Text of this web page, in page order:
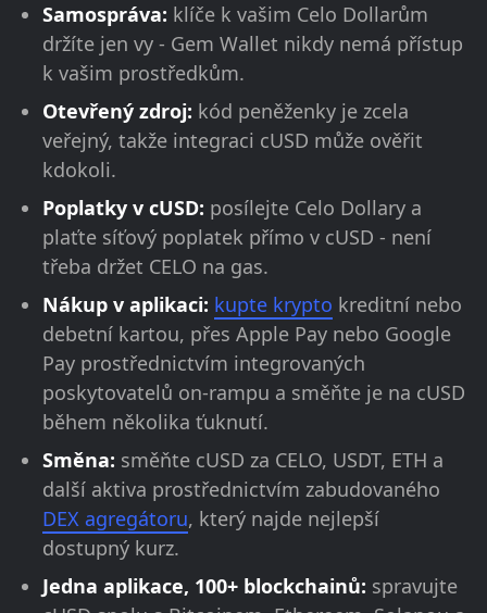
Samospráva: klíče k vašim Celo Dollarům
držíte jen vy - Gem Wallet nikdy nemá přístup
k vašim prostředkům.
Otevřený zdroj: kód peněženky je zcela
veřejný, takže integraci cUSD může ověřit
kdokoli.
Poplatky v cUSD: posílejte Celo Dollary a
plaťte síťový poplatek přímo v cUSD - není
třeba držet CELO na gas.
Nákup v aplikaci: kupte krypto kreditní nebo
debetní kartou, přes Apple Pay nebo Google
Pay prostřednictvím integrovaných
poskytovatelů on-rampu a směňte je na cUSD
během několika ťuknutí.
Směna: směňte cUSD za CELO, USDT, ETH a
další aktiva prostřednictvím zabudovaného
DEX agregátoru, který najde nejlepší
dostupný kurz.
Jedna aplikace, 100+ blockchainů: spravujte